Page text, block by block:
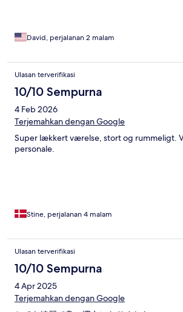
David, perjalanan 2 malam
Ulasan terverifikasi
10/10 Sempurna
4 Feb 2026
Terjemahkan dengan Google
Super lækkert værelse, stort og rummeligt.
personale.
Stine, perjalanan 4 malam
Ulasan terverifikasi
10/10 Sempurna
4 Apr 2025
Terjemahkan dengan Google